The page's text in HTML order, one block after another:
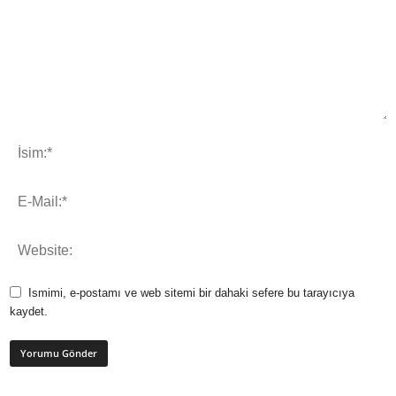
Ismimi, e-postamı ve web sitemi bir dahaki sefere bu tarayıcıya
kaydet.